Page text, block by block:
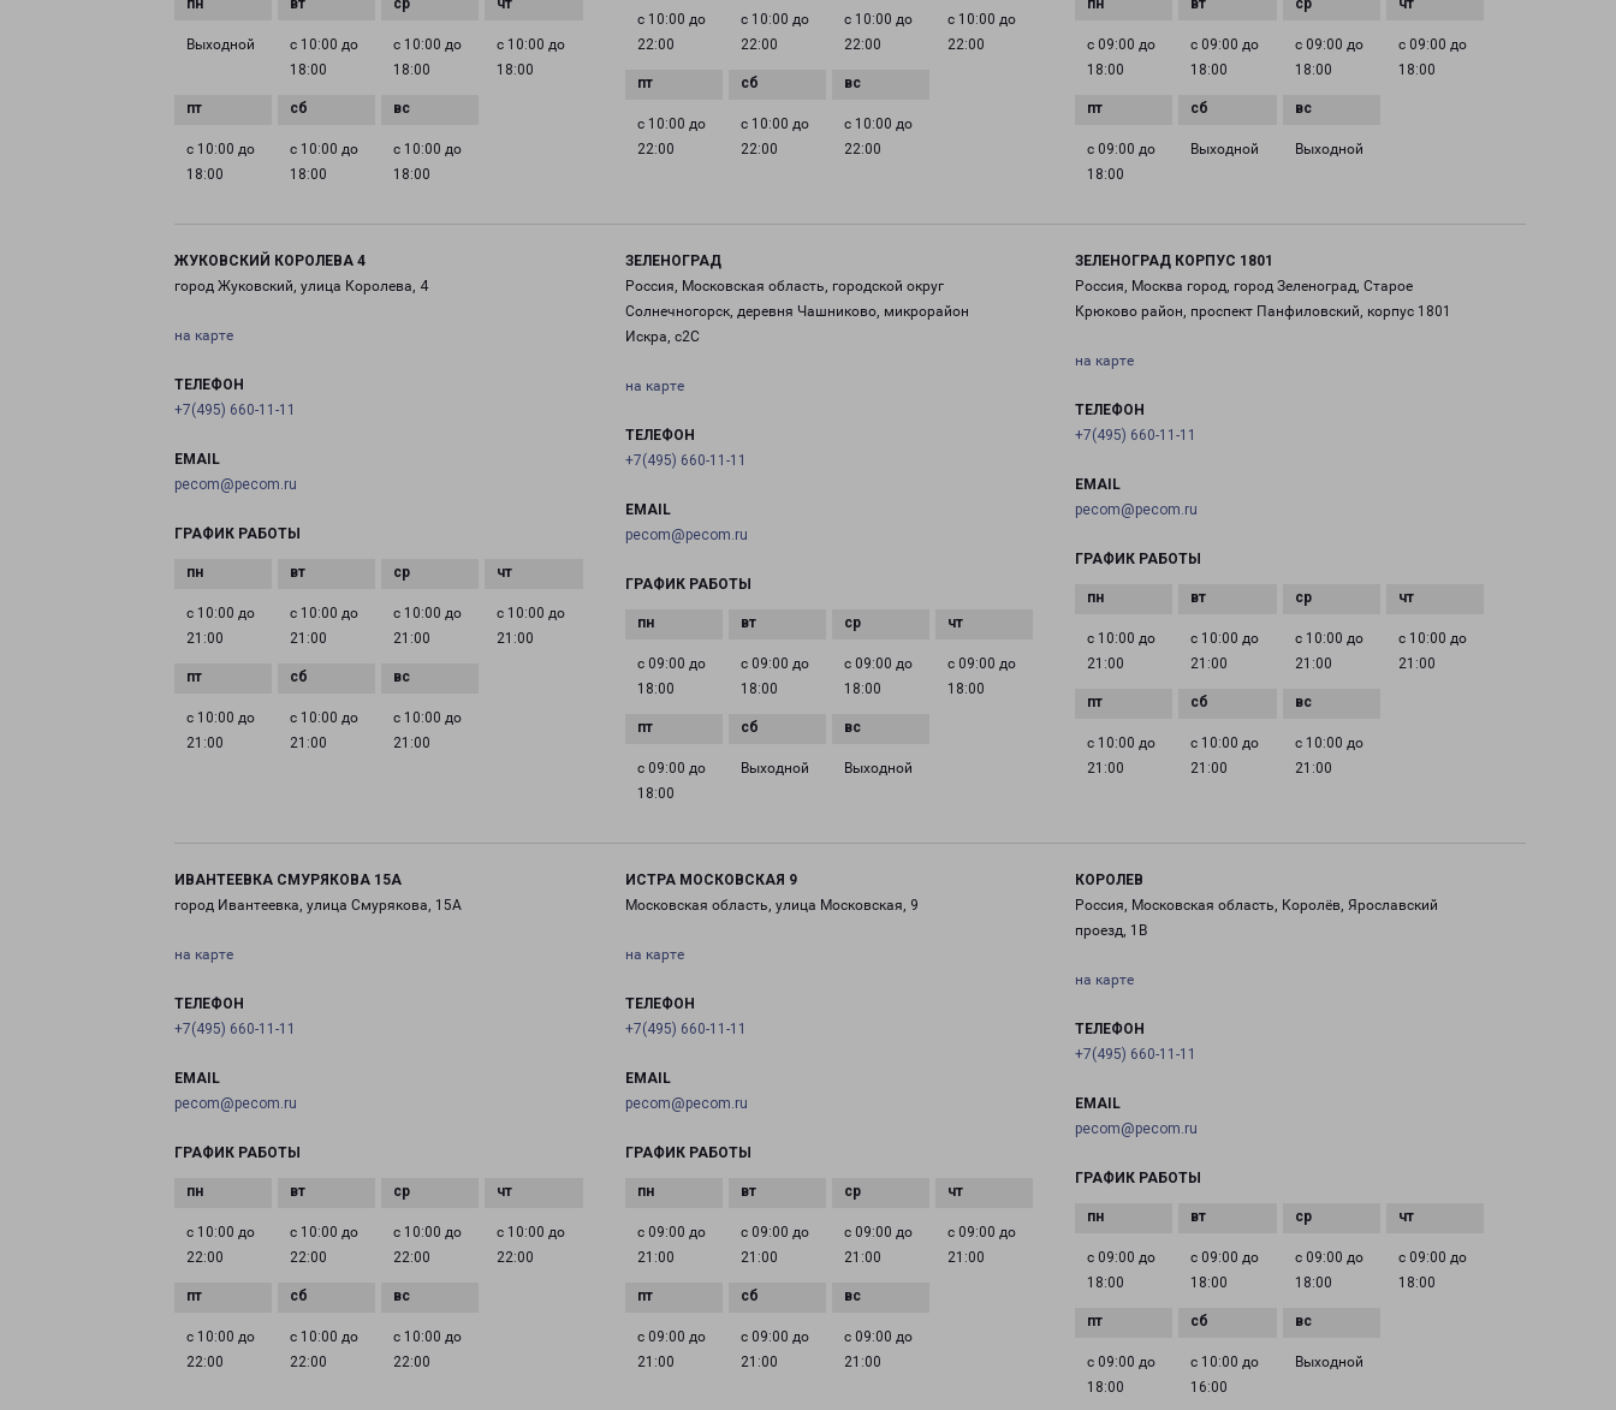
Выходной
с 10:00 до
18:00
с 10:00 до
18:00
с 10:00 до
18:00
с 10:00 до
18:00
с 10:00 до
18:00
с 10:00 до
18:00
с 10:00 до
22:00
с 10:00 до
22:00
с 10:00 до
22:00
с 10:00 до
22:00
с 10:00 до
22:00
с 10:00 до
22:00
с 10:00 до
22:00
с 09:00 до
18:00
с 09:00 до
18:00
с 09:00 до
18:00
с 09:00 до
18:00
с 09:00 до
18:00
Выходной Выходной
ЖУКОВСКИЙ КОРОЛЕВА 4
город Жуковский, улица Королева, 4
на карте
ТЕЛЕФОН
+7(495) 660-11-11
EMAIL
pecom@pecom.ru
ГРАФИК РАБОТЫ
с 10:00 до
21:00
с 10:00 до
21:00
с 10:00 до
21:00
с 10:00 до
21:00
с 10:00 до
21:00
с 10:00 до
21:00
с 10:00 до
21:00
ЗЕЛЕНОГРАД
Россия, Московская область, городской округ
Солнечногорск, деревня Чашниково, микрорайон
Искра, с2С
на карте
ТЕЛЕФОН
+7(495) 660-11-11
EMAIL
pecom@pecom.ru
ГРАФИК РАБОТЫ
с 09:00 до
18:00
с 09:00 до
18:00
с 09:00 до
18:00
с 09:00 до
18:00
с 09:00 до
18:00
Выходной Выходной
ЗЕЛЕНОГРАД КОРПУС 1801
Россия, Москва город, город Зеленоград, Старое
Крюково район, проспект Панфиловский, корпус 1801
на карте
ТЕЛЕФОН
+7(495) 660-11-11
EMAIL
pecom@pecom.ru
ГРАФИК РАБОТЫ
с 10:00 до
21:00
с 10:00 до
21:00
с 10:00 до
21:00
с 10:00 до
21:00
с 10:00 до
21:00
с 10:00 до
21:00
с 10:00 до
21:00
ИВАНТЕЕВКА СМУРЯКОВА 15А
город Ивантеевка, улица Смурякова, 15А
на карте
ТЕЛЕФОН
+7(495) 660-11-11
EMAIL
pecom@pecom.ru
ГРАФИК РАБОТЫ
с 10:00 до
22:00
с 10:00 до
22:00
с 10:00 до
22:00
с 10:00 до
22:00
с 10:00 до
22:00
с 10:00 до
22:00
с 10:00 до
22:00
ИСТРА МОСКОВСКАЯ 9
Московская область, улица Московская, 9
на карте
ТЕЛЕФОН
+7(495) 660-11-11
EMAIL
pecom@pecom.ru
ГРАФИК РАБОТЫ
с 09:00 до
21:00
с 09:00 до
21:00
с 09:00 до
21:00
с 09:00 до
21:00
с 09:00 до
21:00
с 09:00 до
21:00
с 09:00 до
21:00
КОРОЛЕВ
Россия, Московская область, Королёв, Ярославский
проезд, 1В
на карте
ТЕЛЕФОН
+7(495) 660-11-11
EMAIL
pecom@pecom.ru
ГРАФИК РАБОТЫ
с 09:00 до
18:00
с 09:00 до
18:00
с 09:00 до
18:00
с 09:00 до
18:00
с 09:00 до
18:00
с 10:00 до
16:00
Выходной